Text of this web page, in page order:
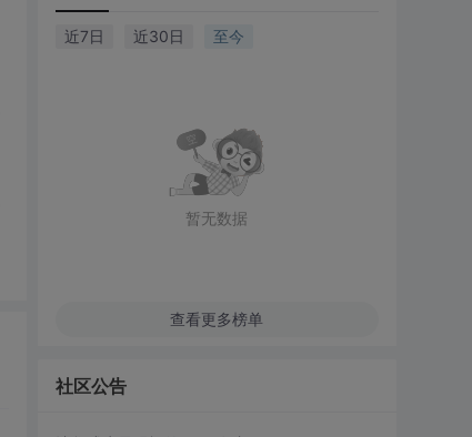
近7日 近30日 至今
暂无数据
查看更多榜单
社区公告